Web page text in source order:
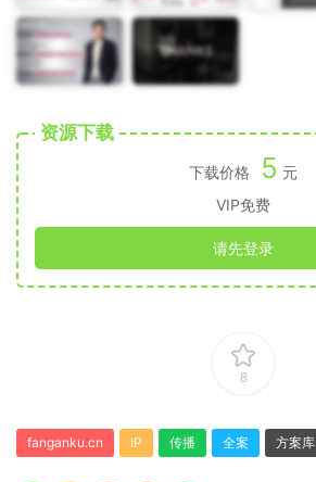
资源下载
下载价格 5 元
VIP免费
请先登录
8
fanganku.cn IP 传播 全案 方案库